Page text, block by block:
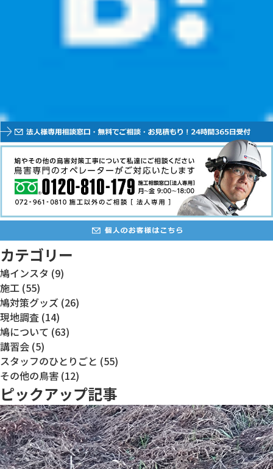
カテゴリー
鳩インスタ (9)
施工 (55)
鳩対策グッズ (26)
現地調査 (14)
鳩について (63)
講習会 (5)
スタッフのひとりごと (55)
その他の鳥害 (12)
ピックアップ記事